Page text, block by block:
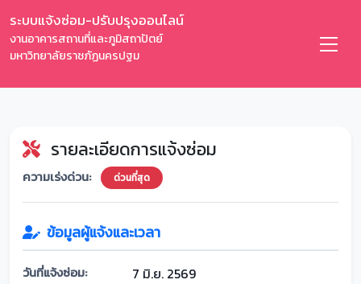
ระบบแจ้งซ่อม-ปรับปรุงออนไลน์
งานอาคารสถานที่และภูมิสถาปัตย์
มหาวิทยาลัยราชภัฏนครปฐม
รายละเอียดการแจ้งซ่อม
ความเร่งด่วน: ด่วนที่สุด
ข้อมูลผู้แจ้งและเวลา
วันที่แจ้งซ่อม: 7 มิ.ย. 2569